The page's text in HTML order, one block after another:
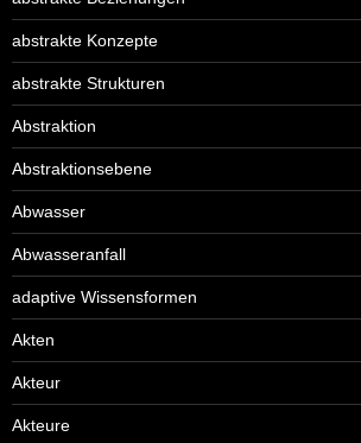
abstrakte Konzepte
abstrakte Strukturen
Abstraktion
Abstraktionsebene
Abwasser
Abwasseranfall
adaptive Wissensformen
Akten
Akteur
Akteure